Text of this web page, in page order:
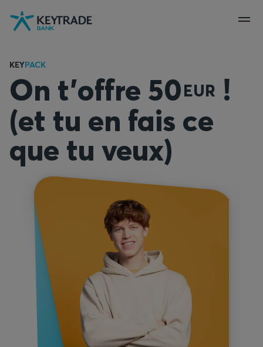
Aller
Aller
Aller
au
KEYPACK
On t’offre 50EUR !
(et tu en fais ce
que tu veux)